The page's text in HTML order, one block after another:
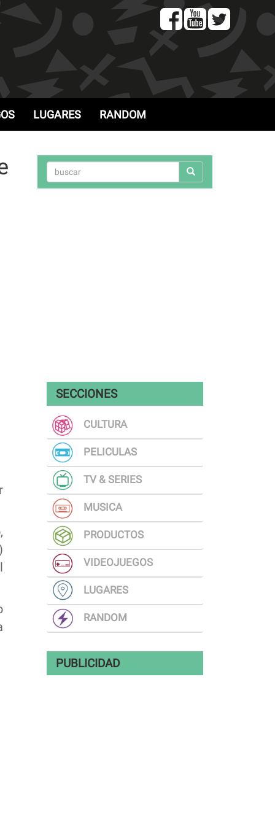
LUGARES RANDOM
SECCIONES
CULTURA
PELICULAS
TV & SERIES
MUSICA
PRODUCTOS
VIDEOJUEGOS
LUGARES
RANDOM
PUBLICIDAD